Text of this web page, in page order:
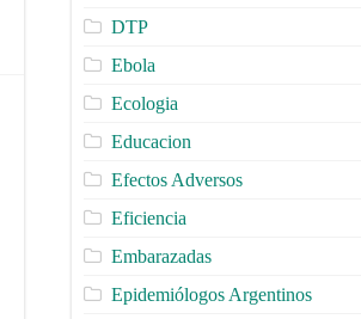
DTP
Ebola
Ecologia
Educacion
Efectos Adversos
Eficiencia
Embarazadas
Epidemiólogos Argentinos